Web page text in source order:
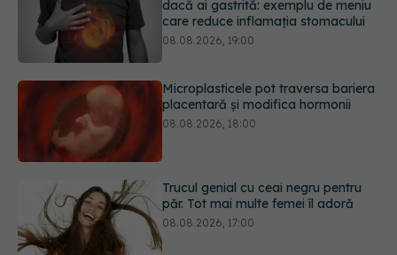
placentară și modifica hormonii
08.08.2026, 18:00
Trucul genial cu ceai negru pentru
păr. Tot mai multe femei îl adoră
08.08.2026, 17:00
Medicamentul folosit de peste 60 de
ani care acționează într-un loc
neașteptat